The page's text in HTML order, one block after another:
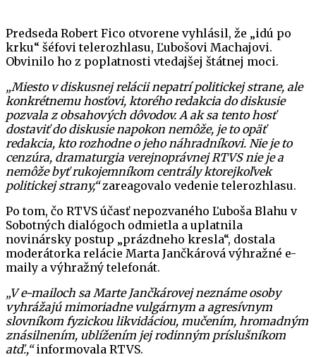
Predseda Robert Fico otvorene vyhlásil, že „idú po
krku“ šéfovi telerozhlasu, Ľubošovi Machajovi.
Obvinilo ho z poplatnosti vtedajšej štátnej moci.
„Miesto v diskusnej relácii nepatrí politickej strane, ale
konkrétnemu hosťovi, ktorého redakcia do diskusie
pozvala z obsahových dôvodov. A ak sa tento hosť
dostaviť do diskusie napokon nemôže, je to opäť
redakcia, kto rozhodne o jeho náhradníkovi. Nie je to
cenzúra, dramaturgia verejnoprávnej RTVS nie je a
nemôže byť rukojemníkom centrály ktorejkoľvek
politickej strany,“zareagovalo vedenie telerozhlasu.
Po tom, čo RTVS účasť nepozvaného Ľuboša Blahu v
Sobotných dialógoch odmietla a uplatnila
novinársky postup „prázdneho kresla“, dostala
moderátorka relácie Marta Jančkárová výhražné e-
maily a výhražný telefonát.
„V e-mailoch sa Marte Jančkárovej neznáme osoby
vyhrážajú mimoriadne vulgárnym a agresívnym
slovníkom fyzickou likvidáciou, mučením, hromadným
znásilnením, ublížením jej rodinným príslušníkom
atď.,“informovala RTVS.